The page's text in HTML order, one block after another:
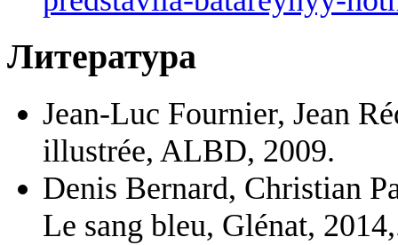
Литература
Jean-Luc Fournier, Jean
illustrée, ALBD, 2009.
Denis Bernard, Christian
Le sang bleu, Glénat,